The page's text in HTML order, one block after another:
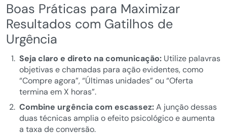
Boas Práticas para Maximizar
Resultados com Gatilhos de
Urgência
Seja claro e direto na comunicação:Utilize palavras
objetivas e chamadas para ação evidentes, como
“Compre agora”, “Últimas unidades” ou “Oferta
termina em X horas”.
Combine urgência com escassez:A junção dessas
duas técnicas amplia o efeito psicológico e aumenta
a taxa de conversão.